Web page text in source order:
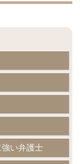
い弁護士